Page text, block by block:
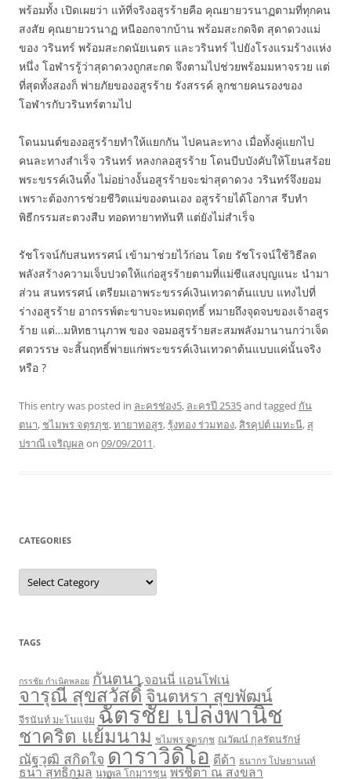
พร้อมทั้ง เปิดเผยว่า แท้ที่จริงอสูรร้ายคือ คุณยายวรนาฏตามที่ทุกคน
สงสัย คุณยายวรนาฏ หนีออกจากบ้าน พร้อมสะกดจิต สุดาดวงแม่
ของ วรินทร์ พร้อมสะกดนัยเนตร และวรินทร์ ไปยังโรงแรมร้างแห่ง
หนึ่ง โอฬารรู้ว่าสุดาดวงถูกสะกด จึงตามไปช่วยพร้อมมหาจรวย แต่
ที่สุดทั้งสองก็ พ่ายภัยของอสูรร้าย รังสรรค์ ลูกชายคนรองของ
โอฬารกับวรินทร์ตามไป
โดนมนต์ของอสูรร้ายทำให้แยกกัน ไปคนละทาง เมื่อทั้งคู่แยกไป
คนละทางสำเร็จ วรินทร์ หลงกลอสูรร้าย โดนบีบบังคับให้โยนสร้อย
พระขรรค์เงินทิ้ง ไม่อย่างงั้นอสูรร้ายจะฆ่าสุดาดวง วรินทร์จึงยอม
เพราะต้องการช่วยชีวิตแม่ของตนเอง อสูรร้ายได้โอกาส รีบทำ
พิธีกรรมสะตวงสืบ ทอดทายาททันที แต่ยังไม่สำเร็จ
รัชโรจน์กับสนทรรศน์ เข้ามาช่วยไว้ก่อน โดย รัชโรจน์ใช้วิธีลด
พลังสร้างความเจ็บปวดให้แก่อสูรร้ายตามที่แม่ชีแสงบุญแนะ นำมา
ส่วน สนทรรศน์ เตรียมเอาพระขรรค์เงินเทวดาต้นแบบ แทงไปที่
ร่างอสูรร้าย อาถรรพ์ตะขาบจะหมดฤทธิ์ หมายถึงจุดจบของเจ้าอสูร
ร้าย แต่…มหิทธานุภาพ ของ จอมอสูรร้ายสะสมพลังมานานกว่าเจ็ด
ศตวรรษ จะสิ้นฤทธิ์พ่ายแก่พระขรรค์เงินเทวดาต้นแบบแค่นั้นจริง
หรือ ?
This entry was posted in ละครช่อง5, ละครปี 2535and tagged กัน
ตนา, ชไมพร จตุรภุช,ทายาทอสูร, รุ้งทอง ร่วมทอง, สิรคุปต์ เมทะนี, สุ
ปราณี เจริญผล on 09/09/2011.
CATEGORIES
Categories
TAGS
กรรชัย กำเนิดพลอย กันตนา จอนนี่ แอนโฟเน่
จารุณี สุขสวัสดิ์ จินตหรา สุขพัฒน์
จีรนันท์ มะโนแจ่ม ฉัตรชัย เปล่งพานิช
ชาคริต แย้มนาม ชไมพร จตุรภุช ณวัฒน์ กุลรัตนรักษ์
ณัฐวุฒิ สกิดใจ ดาราวิดิโอ ดีด้า ธนากร โปษยานนท์
ธนา สุทธิกมล นพพล โกมารชุน พรชิตา ณ สงขลา